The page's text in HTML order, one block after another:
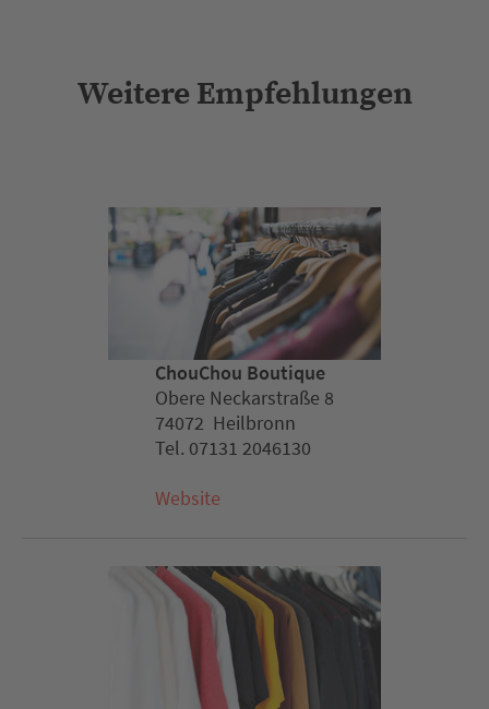
Weitere Empfehlungen
ChouChou Boutique
Obere Neckarstraße 8
74072 Heilbronn
Tel. 07131 2046130
Website